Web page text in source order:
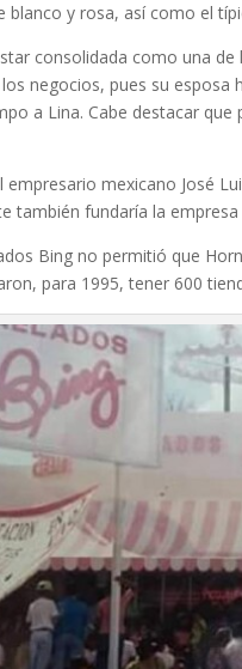
blanco y rosa, así como el
consolidada como una
negocios, pues su esposa
a Lina. Cabe destacar
mexicano José
también fundaría la
Bing no permitió que
para 1995, tener600